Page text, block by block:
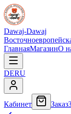
Dawaj-Dawaj
ГлавнаяМагазинО
DERU
Кабинет Заказ